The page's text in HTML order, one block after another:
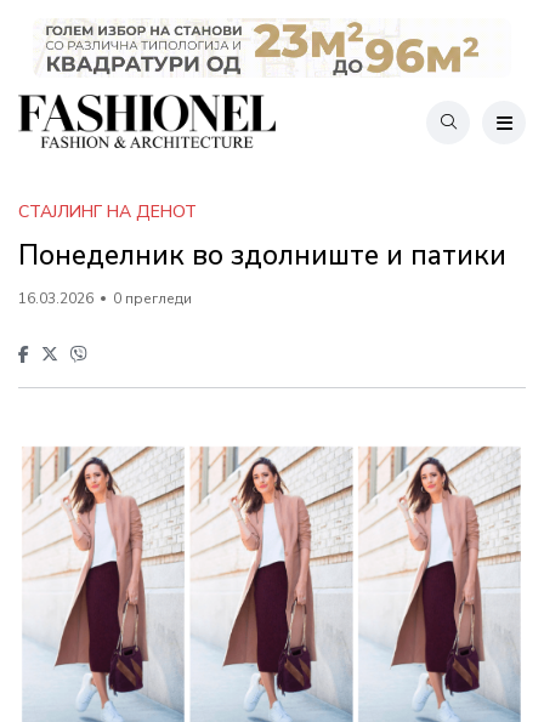
СТАЈЛИНГ НА ДЕНОТ
Понеделник во здолниште и патики
16.03.2026 0 прегледи